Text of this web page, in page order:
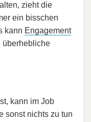
zieht die
ein bisschen
kann Engagement
überhebliche
kann im Job
sonst nichts zu tun